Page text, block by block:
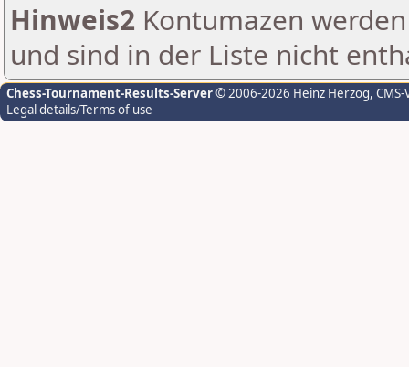
Hinweis2 Kontumazen
und sind in der Liste nicht
Chess-Tournament-Results-Server© 2006-2026 Heinz Herzog,
Legal details/Terms of use